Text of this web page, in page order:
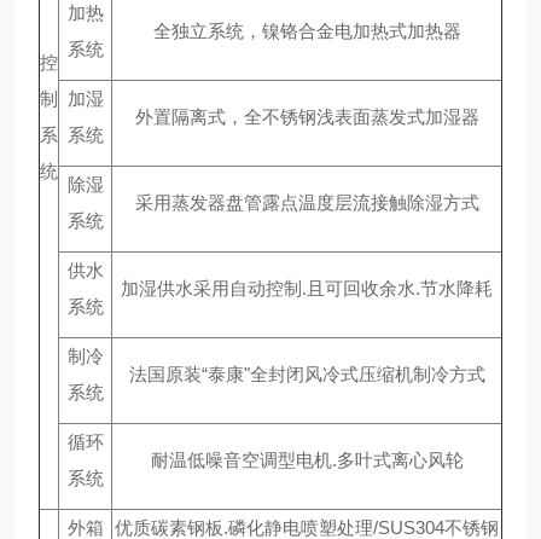
控
制
系
统
加热
系统
全独立系统，镍铬合金电加热式加热器
加湿
系统
外置隔离式，全不锈钢浅表面蒸发式加湿器
除湿
系统
采用蒸发器盘管露点温度层流接触除湿方式
供水
系统
加湿供水采用自动控制.且可回收余水.节水降耗
制冷
系统
法国原装“泰康"全封闭风冷式压缩机制冷方式
循环
系统
耐温低噪音空调型电机.多叶式离心风轮
外箱 优质碳素钢板.磷化静电喷塑处理/SUS304不锈钢